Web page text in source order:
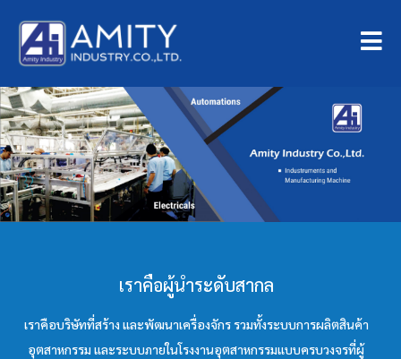
เราคือผู้นำระดับสากล
เราคือบริษัทที่สร้าง และพัฒนาเครื่องจักร รวมทั้งระบบการผลิตสินค้า
อุตสาหกรรม และระบบภายในโรงงานอุตสาหกรรมแบบครบวงจรที่ผู้